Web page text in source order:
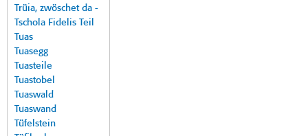
Trüia, zwöschet da -
Tschola Fidelis Teil
Tuas
Tuasegg
Tuasteile
Tuastobel
Tuaswald
Tuaswand
Tüfelstein